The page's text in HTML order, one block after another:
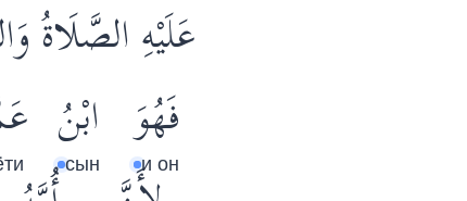
عَلَيْهِ الصَّلَاةُ
فَهُوَ
и он
ابْنُ
сын